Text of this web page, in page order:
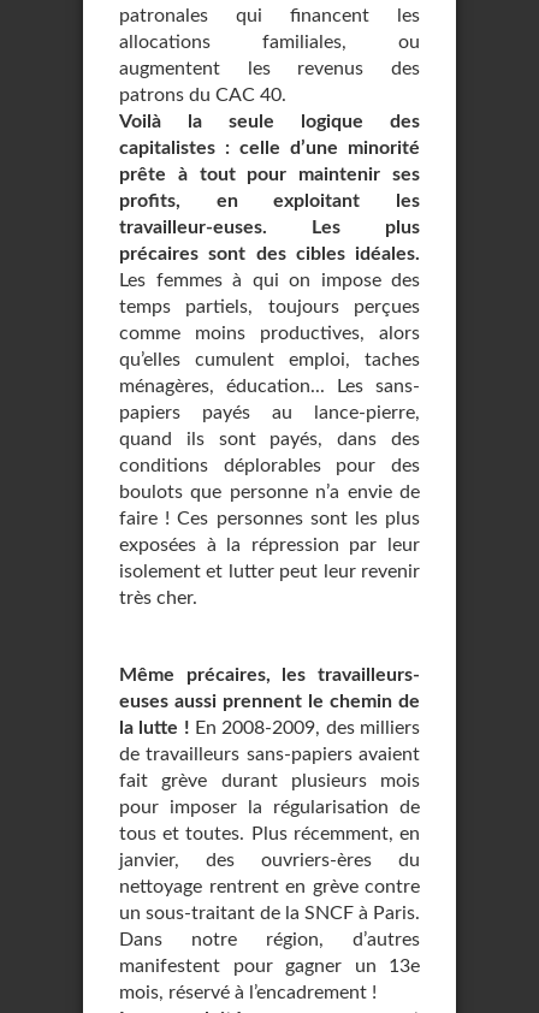
patronales qui financent les
allocations familiales, ou
augmentent les revenus des
patrons du CAC 40.
Voilà la seule logique des
capitalistes : celle d’une minorité
prête à tout pour maintenir ses
profits, en exploitant les
travailleur-euses. Les plus
précaires sont des cibles idéales.
Les femmes à qui on impose des
temps partiels, toujours perçues
comme moins productives, alors
qu’elles cumulent emploi, taches
ménagères, éducation... Les sans-
papiers payés au lance-pierre,
quand ils sont payés, dans des
conditions déplorables pour des
boulots que personne n’a envie de
faire ! Ces personnes sont les plus
exposées à la répression par leur
isolement et lutter peut leur revenir
très cher.
Même précaires, les travailleurs-
euses aussi prennent le chemin de
la lutte ! En 2008-2009, des milliers
de travailleurs sans-papiers avaient
fait grève durant plusieurs mois
pour imposer la régularisation de
tous et toutes. Plus récemment, en
janvier, des ouvriers-ères du
nettoyage rentrent en grève contre
un sous-traitant de la SNCF à Paris.
Dans notre région, d’autres
manifestent pour gagner un 13e
mois, réservé à l’encadrement !